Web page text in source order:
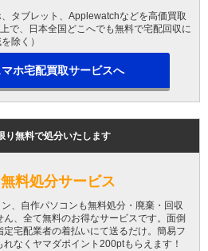
タブレット、Applewatchなどを高価買取
で、日本全国どこへでも無料で宅配回収に
除く）
ホ宅配買取サービスへ
り無料で処分いたします
料処分サービス
、自作パソコンも無料処分・廃棄・回収
、全て無料のお得なサービスです。面倒
宅配業者の着払いにて送るだけ。簡易フ
なくヤマダポイント200ptもらえます！